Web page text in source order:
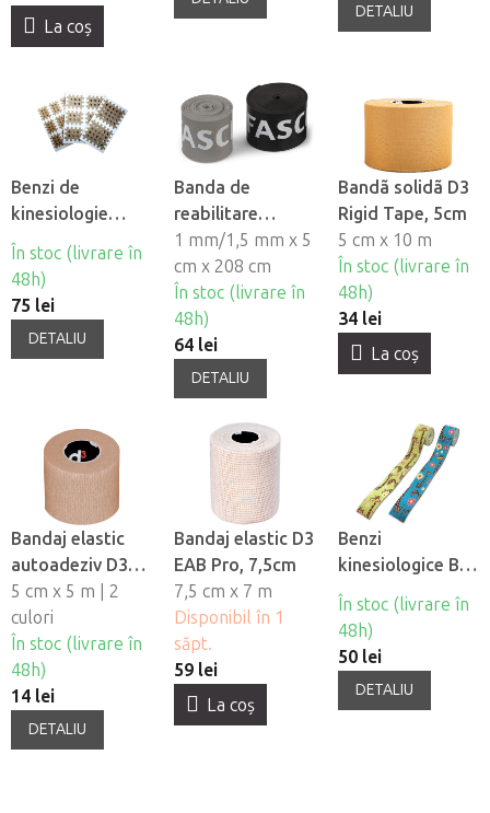
La coş
DETALIU
Benzi de
kinesiologie
încrucisată cruce
BB Tape
În stoc (livrare în
48h)
75 lei
DETALIU
Banda de
reabilitare
Fasciq®
flossband
1 mm/1,5 mm x 5
cm x 208 cm
În stoc (livrare în
48h)
64 lei
DETALIU
Bandã solidã D3
Rigid Tape, 5cm
5 cm x 10 m
În stoc (livrare în
48h)
34 lei
La coş
Bandaj elastic
autoadeziv D3
Cohesive
bandage, 5cm
5 cm x 5 m | 2
culori
În stoc (livrare în
48h)
14 lei
DETALIU
Bandaj elastic D3
EAB Pro, 7,5cm
7,5 cm x 7 m
Disponibil în 1
săpt.
59 lei
La coş
Benzi
kinesiologice BB
Tape pentru
piele sensibila -
motiv pentru
copii - girafa
În stoc (livrare în
48h)
50 lei
DETALIU